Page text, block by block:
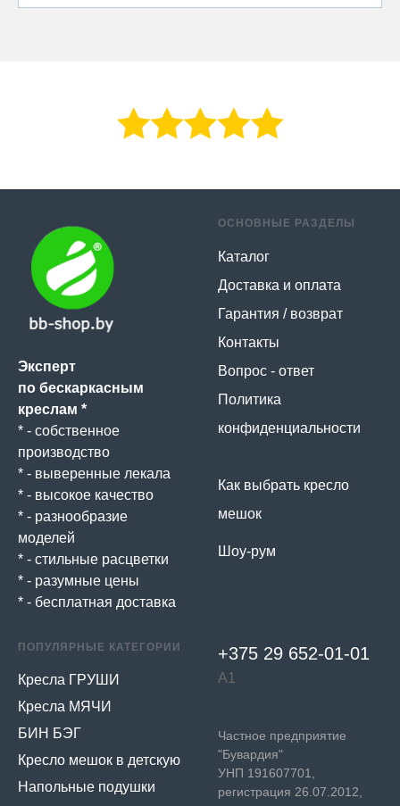
Эксперт
по бескаркасным
креслам *
* - собственное
производство
* - выверенные лекала
* - высокое качество
* - разнообразие
моделей
* - стильные расцветки
* - разумные цены
* - бесплатная доставка
ОСНОВНЫЕ РАЗДЕЛЫ
Каталог
Доставка и оплата
Гарантия / возврат
Контакты
Вопрос - ответ
Политика
конфиденциальности
Как выбрать кресло
мешок
Шоу-рум
ПОПУЛЯРНЫЕ КАТЕГОРИИ
Кресла ГРУШИ
Кресла МЯЧИ
БИН БЭГ
Кресло мешок в детскую
Напольные подушки
+375 29 652-01-01
А1
Частное предприятие
"Бувардия"
УНП 191607701,
регистрация 26.07.2012,